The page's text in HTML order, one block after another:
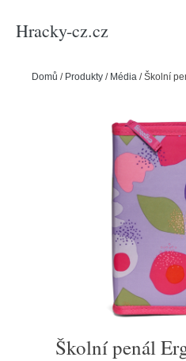
Hracky-cz.cz
Domů / Produkty / Média /Školní
Školní penál